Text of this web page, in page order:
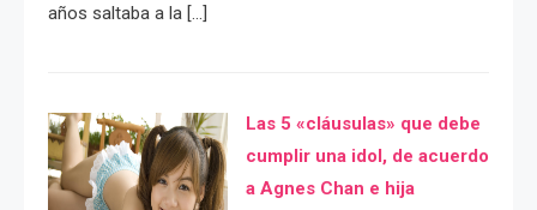
años saltaba a la […]
Las 5 «cláusulas» que debe
cumplir una idol, de acuerdo
a Agnes Chan e hija